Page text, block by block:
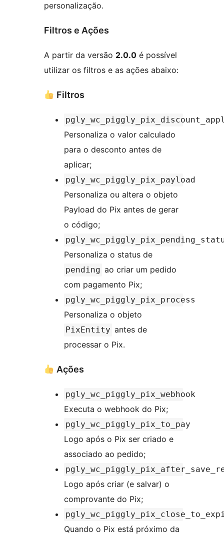
personalização.
Filtros e Ações
A partir da versão 2.0.0 é possível
utilizar os filtros e as ações abaixo:
Filtros
Personaliza o valor calculado
para o desconto antes de
aplicar;
pgly_wc_piggly_pix_payload
Personaliza ou altera o objeto
Payload do Pix antes de gerar
o código;
Personaliza o status de
pending ao criar um pedido
com pagamento Pix;
pgly_wc_piggly_pix_process
Personaliza o objeto
PixEntity antes de
processar o Pix.
Ações
pgly_wc_piggly_pix_webhook
Executa o webhook do Pix;
pgly_wc_piggly_pix_to_pay
Logo após o Pix ser criado e
associado ao pedido;
Logo após criar (e salvar) o
comprovante do Pix;
Quando o Pix está próximo da